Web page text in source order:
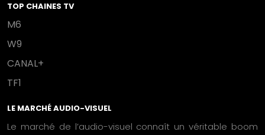
TOP CHAINES TV
M6
W9
CANAL+
TF1
LE MARCHÉ AUDIO-VISUEL
Le marché de l’audio-visuel connaît un véritable boom